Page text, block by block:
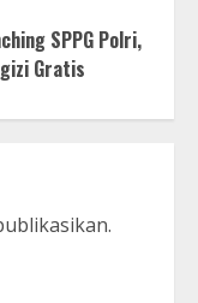
SPPG Polri,
Gratis